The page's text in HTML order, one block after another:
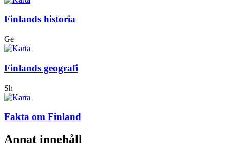
Finlands historia
Ge
Finlands geografi
Sh
Fakta om Finland
Annat innehåll